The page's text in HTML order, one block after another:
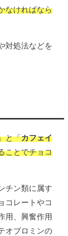
なければなら
対処法などを
と「カフェイ
ことでチョコ
チン類に属す
コレートやコ
用、興奮作用
オブロミンの